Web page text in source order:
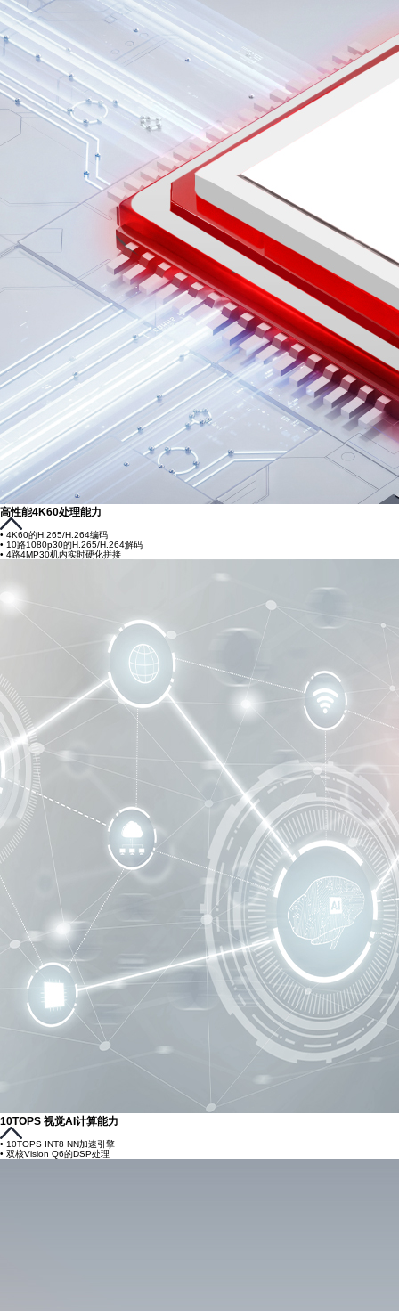
高性能4K60处理能力
• 4K60的H.265/H.264编码
• 10路1080p30的H.265/H.264解码
• 4路4MP30机内实时硬化拼接
10TOPS 视觉AI计算能力
• 10TOPS INT8 NN加速引擎
• 双核Vision Q6的DSP处理